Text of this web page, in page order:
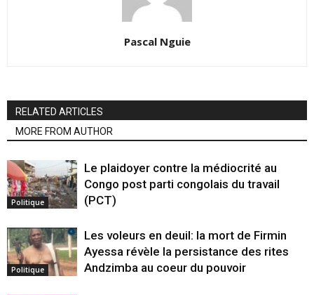
Pascal Nguie
RELATED ARTICLES
MORE FROM AUTHOR
Politique
Le plaidoyer contre la médiocrité au
Congo post parti congolais du travail
(PCT)
Politique
Les voleurs en deuil: la mort de Firmin
Ayessa révèle la persistance des rites
Andzimba au coeur du pouvoir